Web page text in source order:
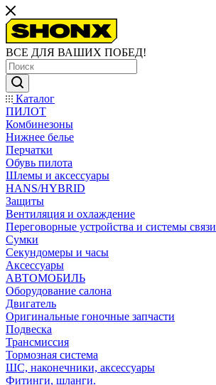
ВСЕ ДЛЯ ВАШИХ ПОБЕД!
Каталог
ПИЛОТ
Комбинезоны
Нижнее белье
Перчатки
Обувь пилота
Шлемы и аксессуары
HANS/HYBRID
Защиты
Вентиляция и охлаждение
Переговорные устройства и системы связи
Сумки
Секундомеры и часы
Аксессуары
АВТОМОБИЛЬ
Оборудование салона
Двигатель
Оригинальные гоночные запчасти
Подвеска
Трансмиссия
Тормозная система
ШС, наконечники, аксессуары
Фитинги, шланги.